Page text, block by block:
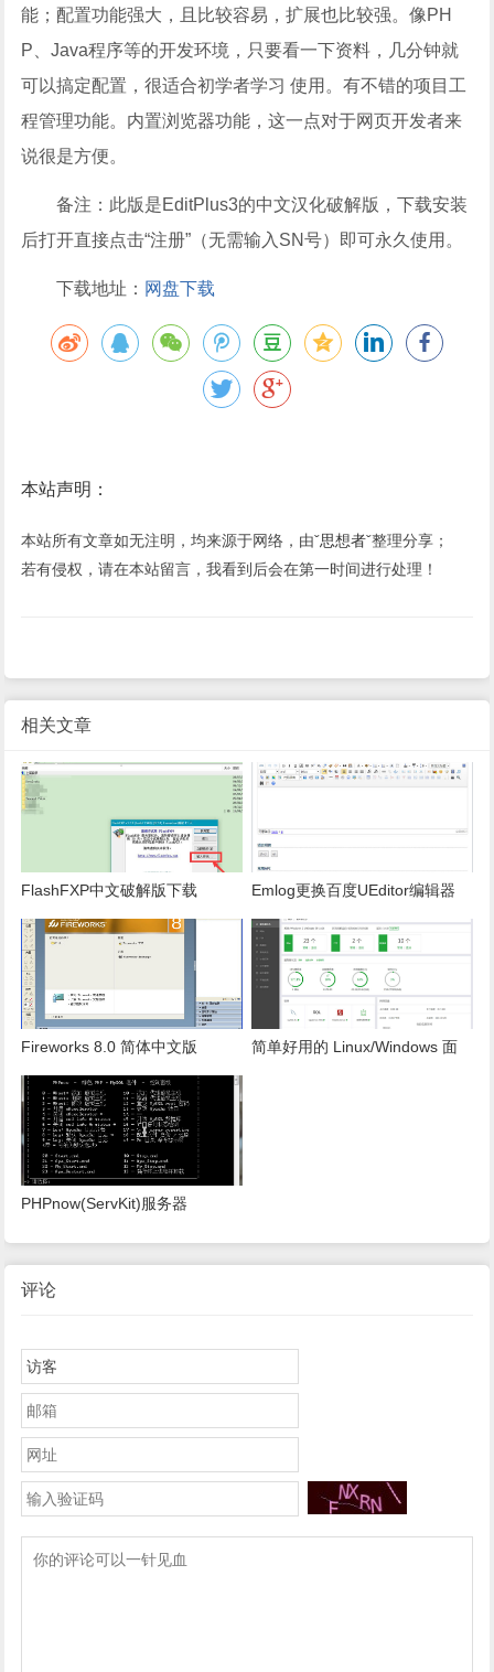
能；配置功能强大，且比较容易，扩展也比较强。像PH
P、Java程序等的开发环境，只要看一下资料，几分钟就
可以搞定配置，很适合初学者学习 使用。有不错的项目工
程管理功能。内置浏览器功能，这一点对于网页开发者来
说很是方便。
备注：此版是EditPlus3的中文汉化破解版，下载安装
后打开直接点击“注册”（无需输入SN号）即可永久使用。
下载地址： 网盘下载
本站声明：
本站所有文章如无注明，均来源于网络，由ˇ思想者ˇ整理分享；
若有侵权，请在本站留言，我看到后会在第一时间进行处理！
相关文章
FlashFXP中文破解版下载 Emlog更换百度UEditor编辑器
Fireworks 8.0 简体中文版
简单好用的 Linux/Windows 面
PHPnow(ServKit)服务器
评论